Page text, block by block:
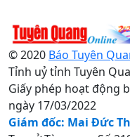
© 2020 Báo Tuyên
Tỉnh uỷ tỉnh Tuyên
Giấy phép hoạt động
ngày 17/03/2022
Giám đốc: Mai Đức